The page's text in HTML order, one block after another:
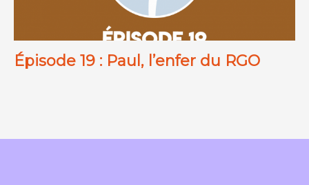
Épisode 19 : Paul, l’enfer du RGO